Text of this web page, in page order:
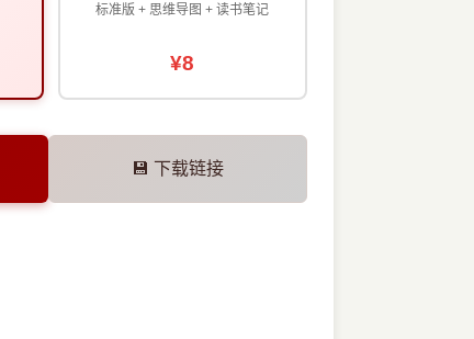
标准版 + 思维导图 + 读书笔记
¥8
💾 下载链接